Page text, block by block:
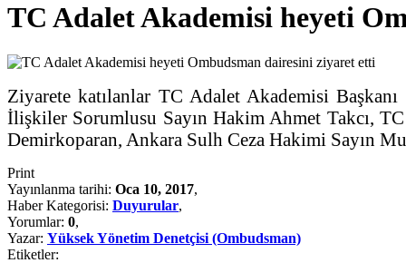
TC Adalet Akademisi heyeti
Ziyarete katılanlar TC Adalet Akademisi
İlişkiler Sorumlusu Sayın Hakim Ahmet Takcı,
Demirkoparan, Ankara Sulh Ceza Hakimi Sayın
Print
Yayınlanma tarihi: Oca 10, 2017,
Haber Kategorisi: Duyurular,
Yorumlar: 0,
Yazar: Yüksek Yönetim Denetçisi (Ombudsman)
Etiketler: